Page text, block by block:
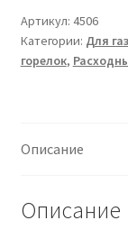
РЗП
№1П
Артикул: 4506
Категории: Для
горелок,
Описание
Описание